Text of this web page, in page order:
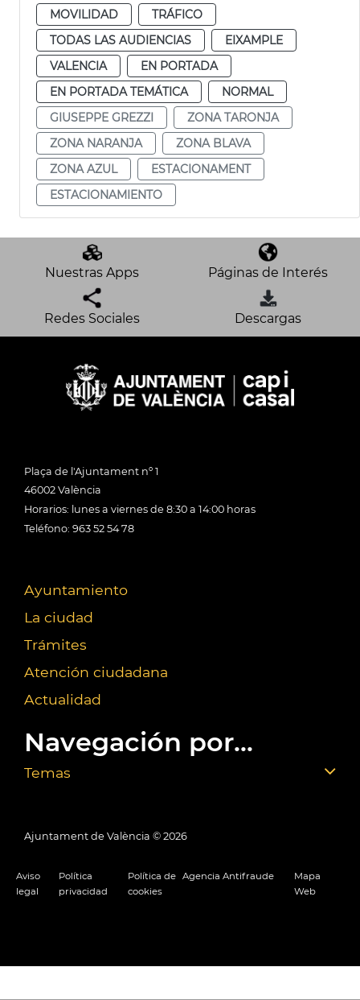
MOVILIDAD
TRÁFICO
TODAS LAS AUDIENCIAS
EIXAMPLE
VALENCIA
EN PORTADA
EN PORTADA TEMÁTICA
NORMAL
GIUSEPPE GREZZI
ZONA TARONJA
ZONA NARANJA
ZONA BLAVA
ZONA AZUL
ESTACIONAMENT
ESTACIONAMIENTO
Nuestras Apps Páginas de Interés
Redes Sociales Descargas
Plaça de l'Ajuntament nº 1
46002 València
Horarios: lunes a viernes de 8:30 a 14:00 horas
Teléfono: 963 52 54 78
Ayuntamiento
La ciudad
Trámites
Atención ciudadana
Actualidad
Navegación por...
Temas
Ajuntament de València © 2026
Aviso
legal
Política
privacidad
Política de
cookies
Agencia Antifraude
Mapa
Web